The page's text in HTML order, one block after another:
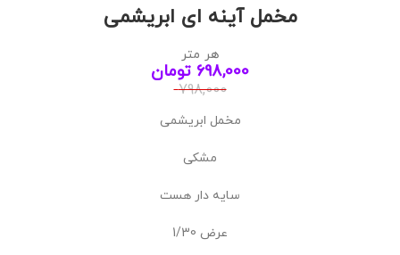
مخمل آینه ای ابریشمی
798,000
698,000 تومان
هر متر
مخمل ابریشمی
مشکی
سایه دار هست
عرض 1/30